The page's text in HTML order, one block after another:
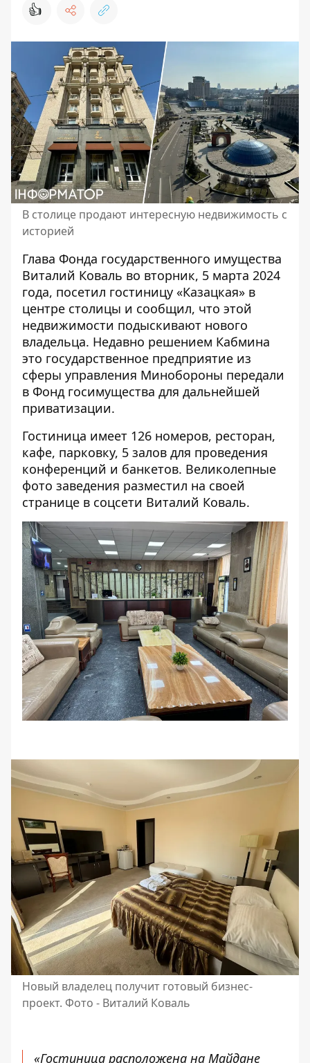
👍
В столице продают интересную недвижимость с
историей
Глава Фонда государственного имущества
Виталий Коваль во вторник, 5 марта 2024
года, посетил гостиницу «Казацкая» в
центре столицы и сообщил, что этой
недвижимости подыскивают нового
владельца. Недавно решением Кабмина
это государственное предприятие из
сферы управления Минобороны передали
в Фонд госимущества для дальнейшей
приватизации.
Гостиница имеет 126 номеров, ресторан,
кафе, парковку, 5 залов для проведения
конференций и банкетов. Великолепные
фото заведения разместил на своей
странице в соцсети Виталий Коваль.
Новый владелец получит готовый бизнес-
проект. Фото - Виталий Коваль
«Гостиница расположена на Майдане